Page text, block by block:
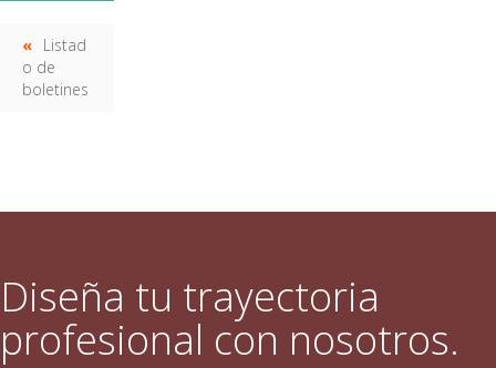
Listad
o de
boletines
Diseña tu trayectoria
profesional con nosotros.